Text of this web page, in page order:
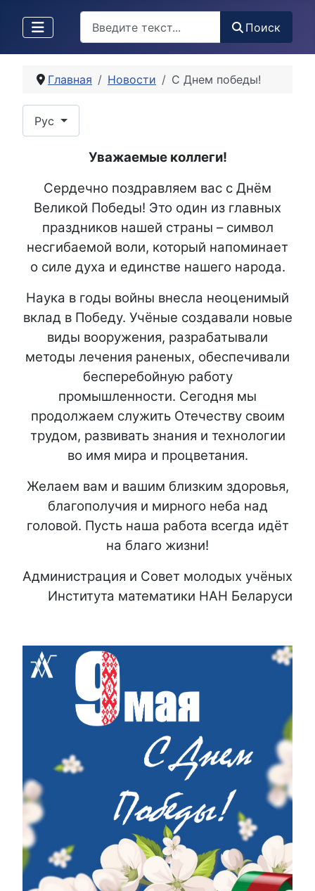
Поиск
Главная Новости С Днем победы!
Рус
Уважаемые коллеги!
Сердечно поздравляем вас с Днём
Великой Победы! Это один из главных
праздников нашей страны – символ
несгибаемой воли, который напоминает
о силе духа и единстве нашего народа.
Наука в годы войны внесла неоценимый
вклад в Победу. Учёные создавали новые
виды вооружения, разрабатывали
методы лечения раненых, обеспечивали
бесперебойную работу
промышленности. Сегодня мы
продолжаем служить Отечеству своим
трудом, развивать знания и технологии
во имя мира и процветания.
Желаем вам и вашим близким здоровья,
благополучия и мирного неба над
головой. Пусть наша работа всегда идёт
на благо жизни!
Администрация и Совет молодых учёных
Института математики НАН Беларуси